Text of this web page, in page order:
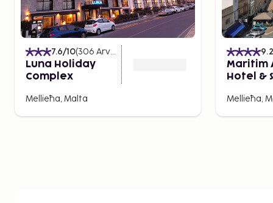
7.6/10(306 Arvostelut
Luna Holiday
Complex
Mellieħa, Malta
9.2
Maritim
Hotel &
Mellieħa,